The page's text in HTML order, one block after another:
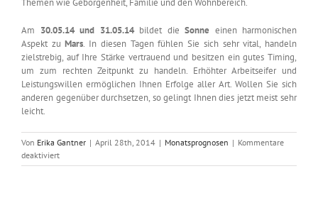
Themen wie Geborgenheit, Familie und den Wohnbereich.
Am 30.05.14 und 31.05.14bildet die Sonne einen harmonischen
Aspekt zuMars. In diesen Tagen fühlen Sie sich sehr vital, handeln
zielstrebig, auf Ihre Stärke vertrauend und besitzen ein gutes Timing,
um zum rechten Zeitpunkt zu handeln. Erhöhter Arbeitseifer und
Leistungswillen ermöglichen Ihnen Erfolge aller Art. Wollen Sie sich
anderen gegenüber durchsetzen, so gelingt Ihnen dies jetzt meist sehr
leicht.
Von Erika Gantner | April 28th, 2014 | Monatsprognosen | Kommentare
deaktiviertfür
Astrologisch